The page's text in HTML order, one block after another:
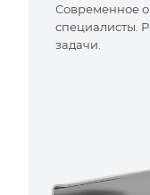
Современное
специалисты.
задачи.